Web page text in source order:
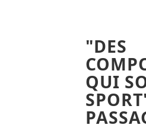
"DES
QUI